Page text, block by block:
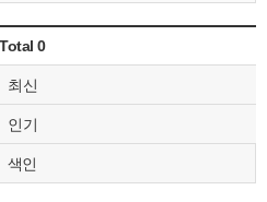
Total 0
최신
인기
색인